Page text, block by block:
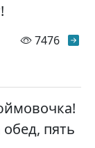
7476
пять